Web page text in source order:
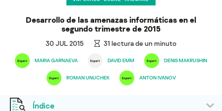
Desarrollo de las amenazas informáticas en el
segundo trimestre de 2015
30 JUL 2015 31 lectura de un minuto
MARIA GARNAEVA DAVID EMM DENIS MAKRUSHIN
ROMAN UNUCHEK ANTON IVANOV
Índice